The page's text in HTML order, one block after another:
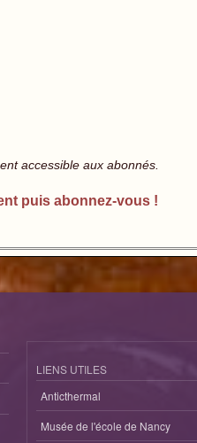
accessible aux abonnés.
puis abonnez-vous !
LIENS UTILES
Anticthermal
Musée de l'école de Nancy